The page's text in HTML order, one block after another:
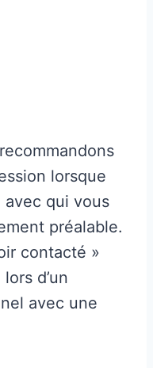
lorsque
avec qui vous
préalable.
contacté »
d’un
avec une